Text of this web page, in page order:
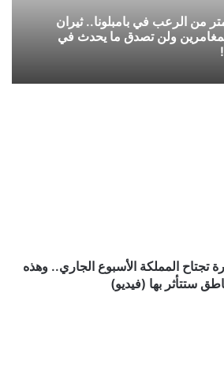
800 متر من الرعب في بامبلونا.. ثيران
ولن تصدق ما يحدث في
تجتاح المملكة الأسبوع الجاري.. وهذه
ستتأثر بها (فيديو)